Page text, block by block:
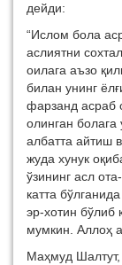
дейди:
“Ислом бола
аслиятни
оилага аъзо
билан унинг
фарзанд асраб
олинган болага
албатта айтиш
жуда хунук
ўзининг асл
катта
эр-хотин бўлиб
мумкин. Аллоҳ
Маҳмуд Шалтут,